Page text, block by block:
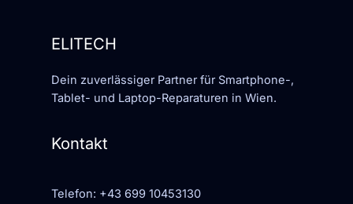
ELITECH
Dein zuverlässiger Partner für Smartphone-,
Tablet- und Laptop-Reparaturen in Wien.
Kontakt
Telefon: +43 699 10453130